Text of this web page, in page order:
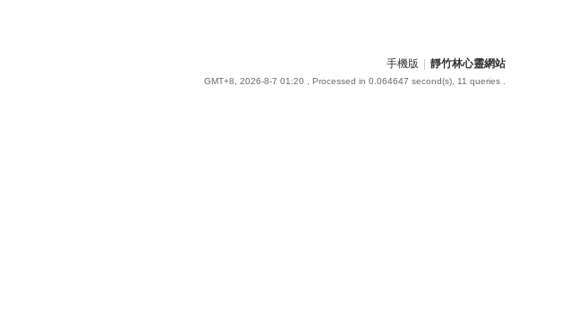
手機版 靜竹林心靈網站
GMT+8, 2026-8-7 01:20 , Processed in 0.064647 second(s), 11 queries .